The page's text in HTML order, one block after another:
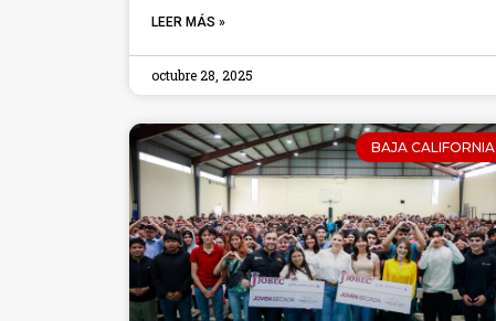
LEER MÁS »
octubre 28, 2025
BAJA CALIFORNIA